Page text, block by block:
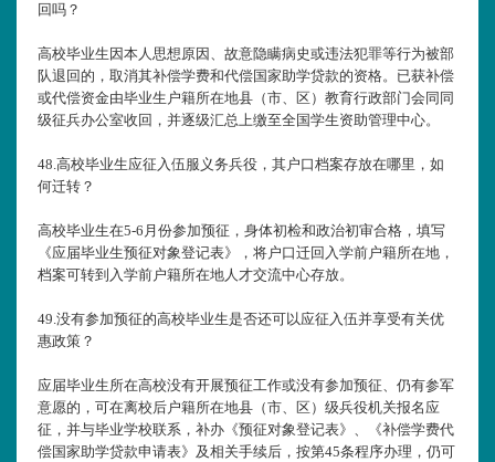
回吗？
高校毕业生因本人思想原因、故意隐瞒病史或违法犯罪等行为被部
队退回的，取消其补偿学费和代偿国家助学贷款的资格。已获补偿
或代偿资金由毕业生户籍所在地县（市、区）教育行政部门会同同
级征兵办公室收回，并逐级汇总上缴至全国学生资助管理中心。
48.高校毕业生应征入伍服义务兵役，其户口档案存放在哪里，如
何迁转？
高校毕业生在5-6月份参加预征，身体初检和政治初审合格，填写
《应届毕业生预征对象登记表》，将户口迁回入学前户籍所在地，
档案可转到入学前户籍所在地人才交流中心存放。
49.没有参加预征的高校毕业生是否还可以应征入伍并享受有关优
惠政策？
应届毕业生所在高校没有开展预征工作或没有参加预征、仍有参军
意愿的，可在离校后户籍所在地县（市、区）级兵役机关报名应
征，并与毕业学校联系，补办《预征对象登记表》、《补偿学费代
偿国家助学贷款申请表》及相关手续后，按第45条程序办理，仍可